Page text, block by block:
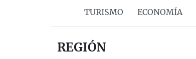
TURISMO ECONOMÍA
REGIÓN